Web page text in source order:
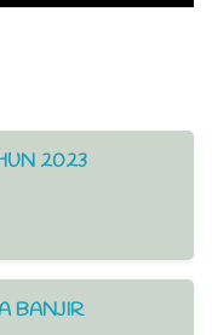
2023
BANJIR